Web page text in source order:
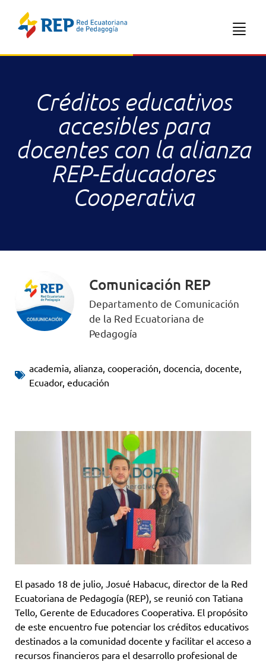
Créditos educativos
accesibles para
docentes con la alianza
REP-Educadores
Cooperativa
Comunicación REP
Departamento de Comunicación
de la Red Ecuatoriana de
Pedagogía
academia alianza cooperación docencia docente
Ecuador, educación
El pasado 18 de julio, Josué Habacuc, director de la Red
Ecuatoriana de Pedagogía (REP), se reunió con Tatiana
Tello, Gerente de Educadores Cooperativa. El propósito
de este encuentro fue potenciar los créditos educativos
destinados a la comunidad docente y facilitar el acceso a
recursos financieros para el desarrollo profesional de